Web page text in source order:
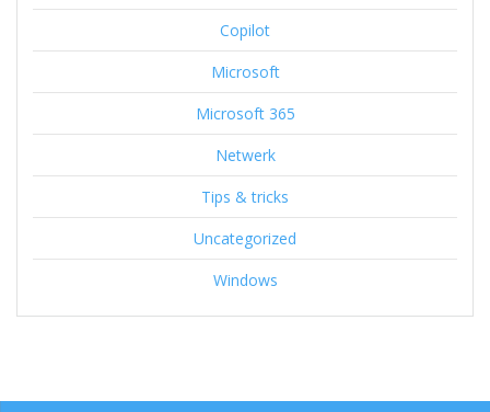
Copilot
Microsoft
Microsoft 365
Netwerk
Tips & tricks
Uncategorized
Windows